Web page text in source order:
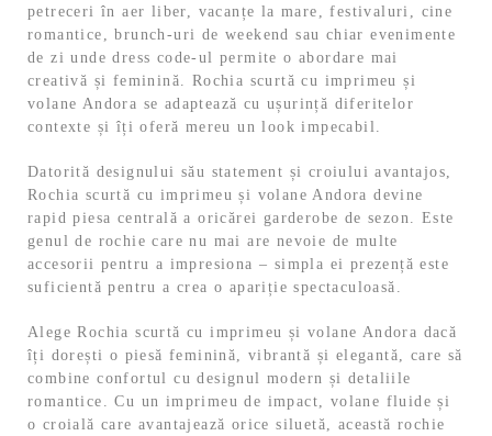
petreceri în aer liber, vacanțe la mare, festivaluri, cine
romantice, brunch-uri de weekend sau chiar evenimente
de zi unde dress code-ul permite o abordare mai
creativă și feminină. Rochia scurtă cu imprimeu și
volane Andora se adaptează cu ușurință diferitelor
contexte și îți oferă mereu un look impecabil.
Datorită designului său statement și croiului avantajos,
Rochia scurtă cu imprimeu și volane Andora devine
rapid piesa centrală a oricărei garderobe de sezon. Este
genul de rochie care nu mai are nevoie de multe
accesorii pentru a impresiona – simpla ei prezență este
suficientă pentru a crea o apariție spectaculoasă.
Alege Rochia scurtă cu imprimeu și volane Andora dacă
îți dorești o piesă feminină, vibrantă și elegantă, care să
combine confortul cu designul modern și detaliile
romantice. Cu un imprimeu de impact, volane fluide și
o croială care avantajează orice siluetă, această rochie